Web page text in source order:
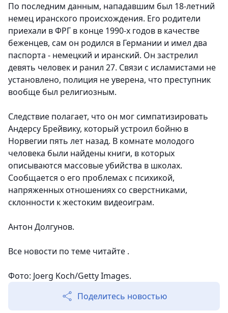
По последним данным, нападавшим был 18-летний
немец иранского происхождения. Его родители
приехали в ФРГ в конце 1990-х годов в качестве
беженцев, сам он родился в Германии и имел два
паспорта - немецкий и иранский. Он застрелил
девять человек и ранил 27. Связи с исламистами не
установлено, полиция не уверена, что преступник
вообще был религиозным.
Следствие полагает, что он мог симпатизировать
Андерсу Брейвику, который устроил бойню в
Норвегии пять лет назад. В комнате молодого
человека были найдены книги, в которых
описываются массовые убийства в школах.
Сообщается о его проблемах с психикой,
напряженных отношениях со сверстниками,
склонности к жестоким видеоиграм.
Антон Долгунов.
Все новости по теме читайте .
Фото: Joerg Koch/Getty Images.
Поделитесь новостью